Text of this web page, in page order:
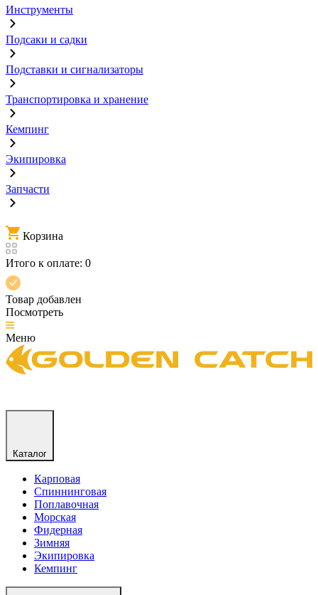
Инструменты
Подсаки и садки
Подставки и сигнализаторы
Транспортировка и хранение
Кемпинг
Экипировка
Запчасти
Корзина
Итого к оплате: 0
Товар добавлен
Посмотреть
Меню
Каталог
Карповая
Спиннинговая
Поплавочная
Морская
Фидерная
Зимняя
Экипировка
Кемпинг